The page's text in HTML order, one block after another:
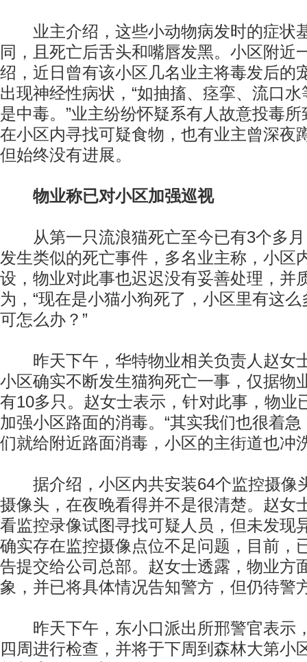
业主介绍，这些小动物病发时的症状基
同，且死亡后舌头和嘴唇发黑。小区附近
绍，近日曾有该小区几名业主将毒发后的
出现神经性病状，“如抽搐、痉挛、流口
是中毒。”业主纷纷怀疑系有人故意投毒
在小区内寻找可疑食物，也有业主曾深夜
但始终没有进展。
物业称已对小区加强巡视
从第一只流浪猫死亡至今已有3个多月
发生类似的死亡事件，多名业主称，小区
设，物业对此事也迟迟没有妥善处理，并
为，“现在是小猫小狗死了，小区里有这
可怎么办？”
昨天下午，华特物业相关负责人赵女
小区确实不断发生猫狗死亡一事，仅据物
有10多只。赵女士表示，针对此事，物业
加强小区路面的消毒。“其实我们也很着
们就给附近路面消毒，小区的主街道也冲
据介绍，小区内共安装64个监控摄像
摄像头，在夜晚看得并不是很清楚。赵女
看监控录像试图寻找可疑人员，但未发现
确实存在监控摄像点位不足问题，目前，
告提交给公司总部。赵女士透露，物业方
象，并已将具体情况告知警方，但仍待警
昨天下午，东小口派出所邢警官表示
四周进行检查，并将于下周到森林大第小